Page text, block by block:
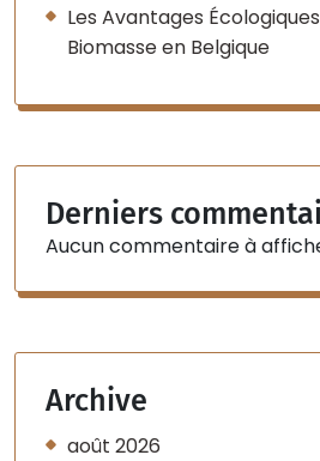
Les Avantages
Biomasse en Belgique
Derniers
Aucun commentaire à
Archive
août 2026